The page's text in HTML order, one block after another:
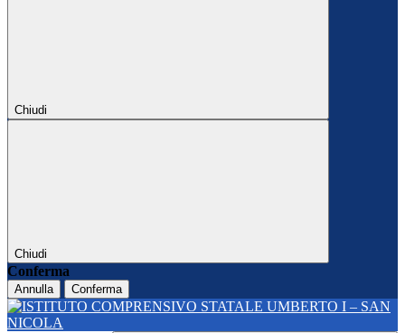
Chiudi
Chiudi
Conferma
Annulla Conferma